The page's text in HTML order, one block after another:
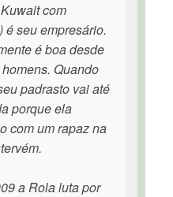
com
é seu empresário.
é boa desde
Quando
padrasto vai até
porque ela
com um rapaz na
a Rola luta por